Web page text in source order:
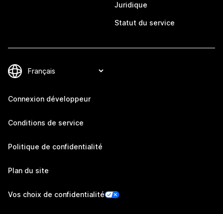
Juridique
Statut du service
Connexion développeur
Conditions de service
Politique de confidentialité
Plan du site
Vos choix de confidentialité